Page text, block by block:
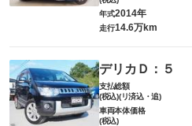
年式2014年
走行14.6万km
デリカＤ：５
支払総額
(税込)(リ済込・追)
車両本体価格
(税込)